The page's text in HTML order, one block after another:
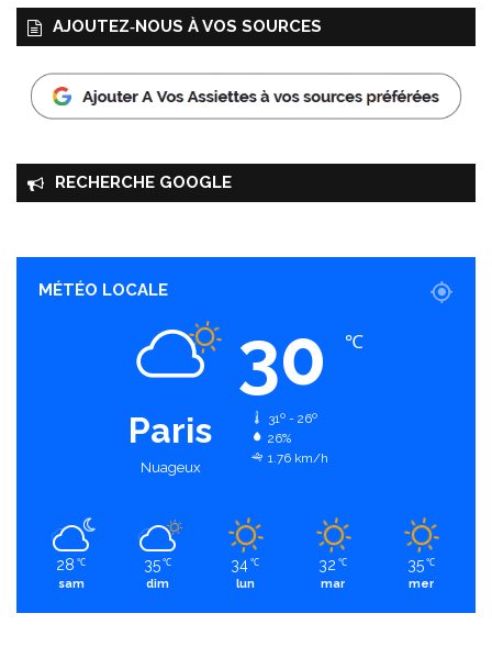
t
AJOUTEZ‑NOUS À VOS SOURCES
RECHERCHE GOOGLE
MÉTÉO LOCALE
Paris
Nuageux
30 ℃
31º - 26º
26%
1.76 km/h
28 ℃
sam
35 ℃
dim
34 ℃
lun
32 ℃
mar
35 ℃
mer